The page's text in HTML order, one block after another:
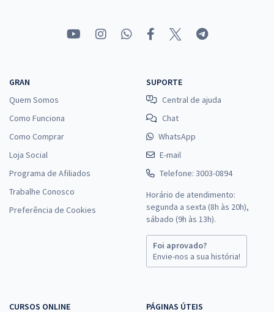
GRAN
Quem Somos
Como Funciona
Como Comprar
Loja Social
Programa de Afiliados
Trabalhe Conosco
Preferência de Cookies
SUPORTE
Central de ajuda
Chat
WhatsApp
E-mail
Telefone: 3003-0894
Horário de atendimento:
segunda a sexta (8h às 20h),
sábado (9h às 13h).
Foi aprovado?
Envie-nos a sua história!
CURSOS ONLINE PÁGINAS ÚTEIS